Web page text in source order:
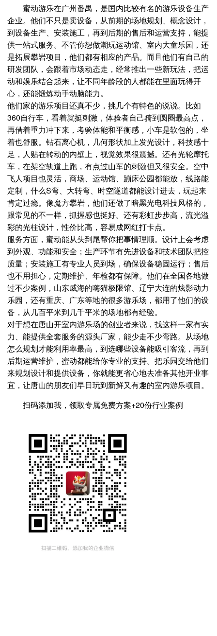
蜜动游乐在广州番禺，是国内比较有名的游乐设备生产
企业。他们不只是卖设备，从前期的场地规划、概念设计，
到设备生产、安装施工，再到后期的售后和运营支持，能提
供一站式服务。不管你想做潮玩运动馆、室内大童乐园，还
是拓展攀岩项目，他们都有相应的产品。而且他们有自己的
研发团队，会跟着市场动态走，经常推出一些新玩法，把运
动和娱乐结合起来，让不同年龄段的人都能在里面玩得开
心，还能锻炼动手动脑能力。
他们家的游乐项目还真不少，挑几个有特色的说说。比如
360自行车，看着就挺刺激，体验者自己骑到圆圈最高点，
再借着重力冲下来，考验体能和平衡感，小车是软包的，坐
着也舒服。钻石离心机，几何形状加上发光设计，科技感十
足，人贴在转动的内壁上，视觉效果很震撼。还有光轮摩托
车，在架空轨道上跑，有点过山车的刺激但又很安全。空中
飞人项目也灵活，商场、运动馆、蹦床公园都能放，线路能
定制，什么S弯、大转弯、时空隧道都能设计进去，玩起来
肯定过瘾。像魔方攀岩，他们还做了暗黑光电科技风格的，
跟常见的不一样，抓握感也挺好。还有彩虹步步高，流光溢
彩的光柱设计，性价比高，容易成网红打卡点。
服务方面，蜜动能从头到尾帮你把事情理顺。设计上会考虑
到外观、功能和安全；生产环节有先进设备和技术团队把控
质量；安装施工有专业人员到场，确保设备稳固运行；售后
也不用担心，定期维护、年检都有保障。他们在全国各地做
过不少案例，山东威海的嗨猫极限馆、辽宁大连的炫影动力
乐园，还有重庆、广东等地的很多游乐场，都用了他们的设
备，从几百平米到几千平米的场地都有经验。
对于想在唐山开室内游乐场的创业者来说，找这样一家有实
力、能提供全套服务的源头厂家，能少走不少弯路。从场地
怎么规划才能利用率最高，到选哪些设备能吸引客流，再到
后期运营维护，蜜动都能给你专业的支持。把乐园交给他们
来规划设计和提供设备，你就能更省心地去准备其他开业事
宜，让唐山的朋友们早日玩到新鲜又有趣的室内游乐项目。
扫码添加我，领取专属免费方案+20份行业案例